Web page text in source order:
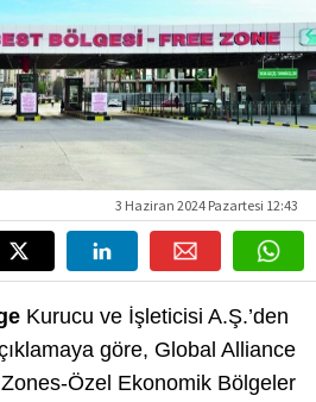
3 Haziran 2024 Pazartesi 12:43
Kurucu ve İşleticisi A.Ş.’den
göre, Global Alliance
Özel Ekonomik Bölgeler